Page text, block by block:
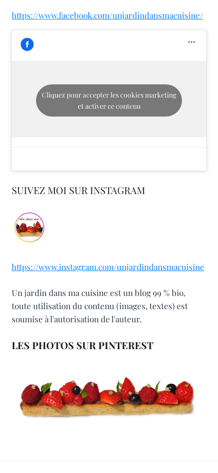
https://www.facebook.com/unjardindansmacuisine/
Cliquez pour accepter les cookies marketing
et activer ce contenu
SUIVEZ MOI SUR INSTAGRAM
https://www.instagram.com/unjardindansmacuisine
Un jardin dans ma cuisine est un blog 99 % bio,
toute utilisation du contenu (images, textes) est
soumise à l'autorisation de l'auteur.
LES PHOTOS SUR PINTEREST